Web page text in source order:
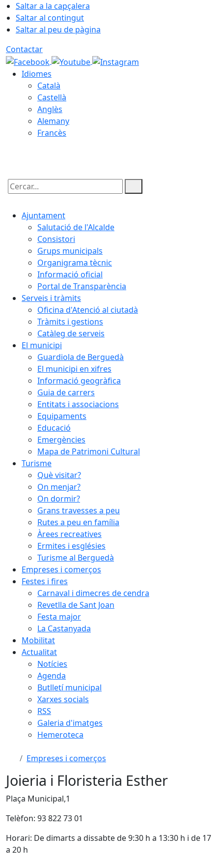
Saltar a la capçalera
Saltar al contingut
Saltar al peu de pàgina
Contactar
Idiomes
Català
Castellà
Anglès
Alemany
Francès
Cercar:
Ajuntament
Salutació de l'Alcalde
Consistori
Grups municipals
Organigrama tècnic
Informació oficial
Portal de Transparència
Serveis i tràmits
Oficina d'Atenció al ciutadà
Tràmits i gestions
Catàleg de serveis
El municipi
Guardiola de Berguedà
El municipi en xifres
Informació geogràfica
Guia de carrers
Entitats i associacions
Equipaments
Educació
Emergències
Mapa de Patrimoni Cultural
Turisme
Què visitar?
On menjar?
On dormir?
Grans travesses a peu
Rutes a peu en família
Àrees recreatives
Ermites i esglésies
Turisme al Berguedà
Empreses i comerços
Festes i fires
Carnaval i dimecres de cendra
Revetlla de Sant Joan
Festa major
La Castanyada
Mobilitat
Actualitat
Notícies
Agenda
Butlletí municipal
Xarxes socials
RSS
Galeria d'imatges
Hemeroteca
Empreses i comerços
Joieria i Floristeria Esther
Plaça Municipal,1
Telèfon: 93 822 73 01
Horari: De dimarts a dissabte de 9:30 h a 13:30 h i de 17
a 20 h